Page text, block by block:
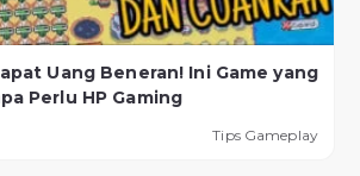
Uang Beneran! Ini Game yang
Perlu HP Gaming
Tips Gameplay